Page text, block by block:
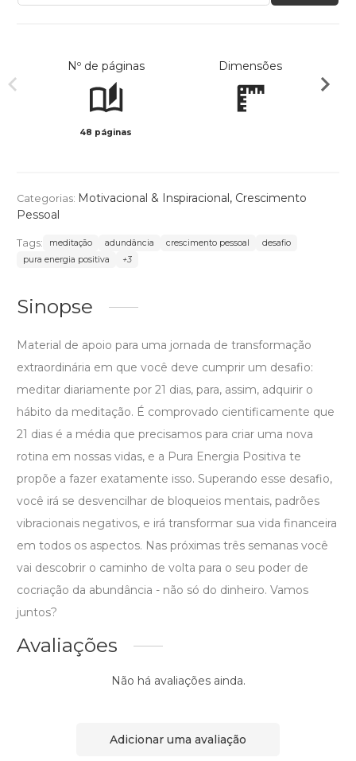
Nº de páginas
48 páginas
Dimensões
Categorias: Motivacional & Inspiracional, Crescimento
Pessoal
Tags: meditação adundância crescimento pessoal
desafio
pura energia positiva
+3
Sinopse
Material de apoio para uma jornada de transformação
extraordinária em que você deve cumprir um desafio:
meditar diariamente por 21 dias, para, assim, adquirir o
hábito da meditação. É comprovado cientificamente que
21 dias é a média que precisamos para criar uma nova
rotina em nossas vidas, e a Pura Energia Positiva te
propõe a fazer exatamente isso. Superando esse desafio,
você irá se desvencilhar de bloqueios mentais, padrões
vibracionais negativos, e irá transformar sua vida financeira
em todos os aspectos. Nas próximas três semanas você
vai descobrir o caminho de volta para o seu poder de
cocriação da abundância - não só do dinheiro. Vamos
juntos?
Avaliações
Não há avaliações ainda.
Adicionar uma avaliação